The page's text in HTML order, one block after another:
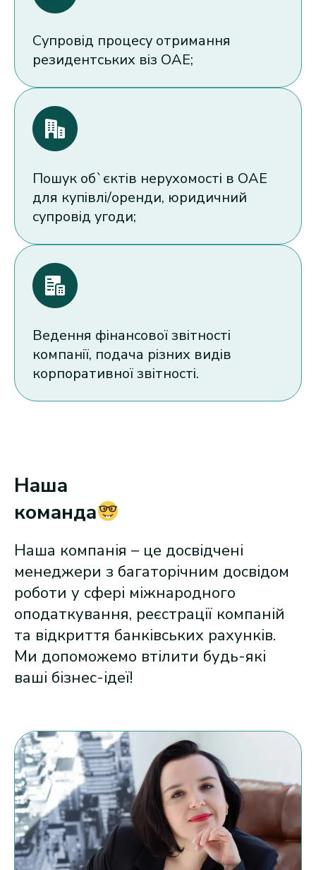
Супровід процесу отримання
резидентських віз ОАЕ;
Пошук об`єктів нерухомості в ОАЕ
для купівлі/оренди, юридичний
супровід угоди;
Ведення фінансової звітності
компанії, подача різних видів
корпоративної звітності.
Наша
команда
Наша компанія – це досвідчені
менеджери з багаторічним досвідом
роботи у сфері міжнародного
оподаткування, реєстрації компаній
та відкриття банківських рахунків.
Ми допоможемо втілити будь-які
ваші бізнес-ідеї!